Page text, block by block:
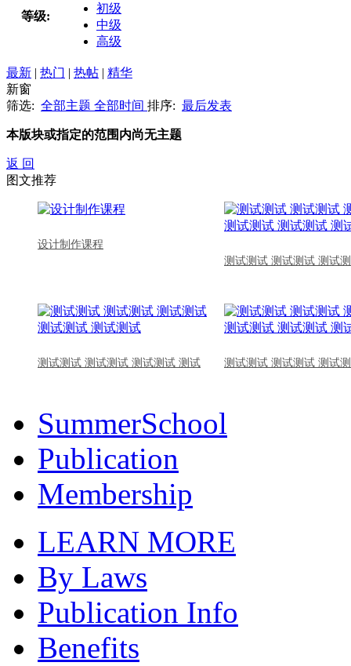
等级:
初级
中级
高级
最新 | 热门 | 热帖 | 精华
新窗
筛选: 全部主题 全部时间 排序: 最后发表
本版块或指定的范围内尚无主题
返 回
图文推荐
设计制作课程
测试测试 测试测试 测试
测试测试 测试测试 测试测试 测试 测试测试 测试测试 测试
SummerSchool
Publication
Membership
LEARN MORE
By Laws
Publication Info
Benefits